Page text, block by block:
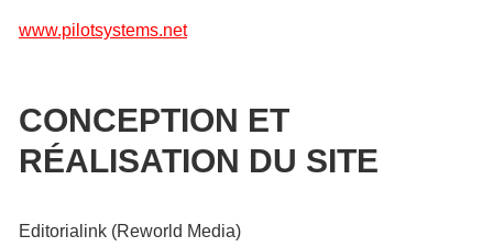
www.pilotsystems.net
CONCEPTION ET
RÉALISATION DU SITE
Editorialink (Reworld Media)